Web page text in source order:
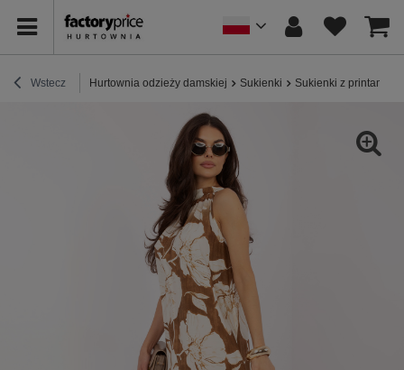
Wstecz Hurtownia odzieży damskiej Sukienki Sukienki z printami